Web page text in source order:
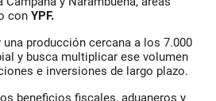
con YPF.
producción cercana a los 7.000
y busca multiplicar ese volumen
e inversiones de largo plazo.
beneficios fiscales, aduaneros y